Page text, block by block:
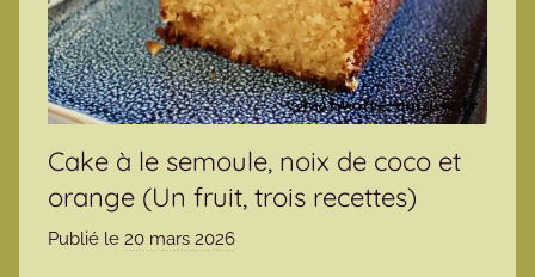
Cake à le semoule, noix de coco et
orange (Un fruit, trois recettes)
Publié le 20 mars 2026